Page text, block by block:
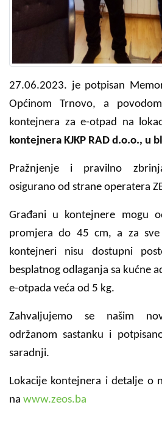
27.06.2023. je potpisan
Općinom Trnovo, a
kontejnera za e-otpad na
kontejnera KJKP RAD d.o.o., u
Pražnjenje i pravilno
osigurano od strane operatera
Građani u kontejnere mogu
promjera do 45 cm, a za sve
kontejneri nisu dostupni
besplatnog odlaganja sa kućne
e-otpada veća od 5 kg.
Zahvaljujemo se našim
održanom sastanku i
saradnji.
Lokacije kontejnera i detalje o
na www.zeos.ba